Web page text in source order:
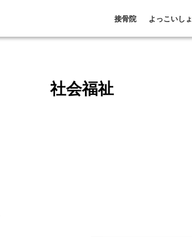
接骨院 よっこいしょ
社会福祉